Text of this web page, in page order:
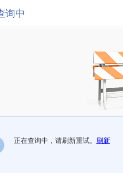
询中
正在查询中，请刷新重试。 刷新